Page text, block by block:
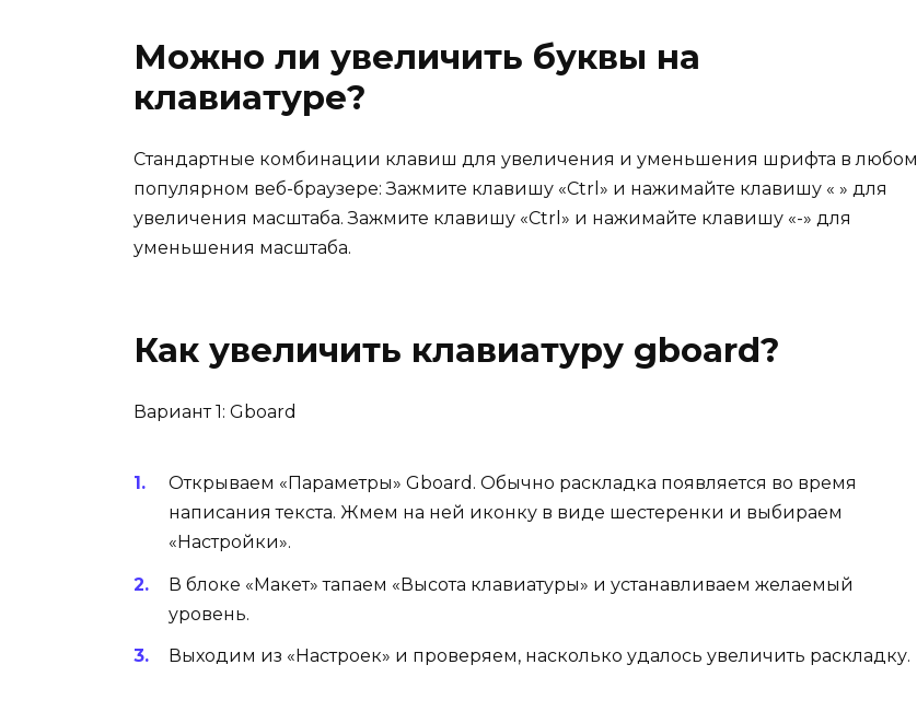
Можно ли увеличить буквы на
клавиатуре?
Стандартные комбинации клавиш для увеличения и уменьшения шрифта в любом
популярном веб-браузере: Зажмите клавишу «Ctrl» и нажимайте клавишу « » для
увеличения масштаба. Зажмите клавишу «Ctrl» и нажимайте клавишу «-» для
уменьшения масштаба.
Как увеличить клавиатуру gboard?
Вариант 1: Gboard
Открываем «Параметры» Gboard. Обычно раскладка появляется во время
написания текста. Жмем на ней иконку в виде шестеренки и выбираем
«Настройки».
В блоке «Макет» тапаем «Высота клавиатуры» и устанавливаем желаемый
уровень.
Выходим из «Настроек» и проверяем, насколько удалось увеличить раскладку.